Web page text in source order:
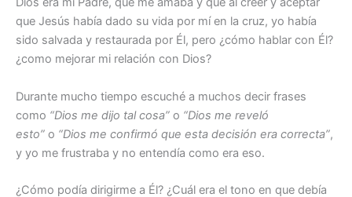
que Jesús había dado su vida por mí en la cruz, yo había
sido salvada y restaurada por Él, pero ¿cómo hablar con Él?
¿como mejorar mi relación con Dios?
Durante mucho tiempo escuché a muchos decir frases
como “Dios me dijo tal cosa” o “Dios me reveló
esto” o “Dios me confirmó que esta decisión era correcta”,
y yo me frustraba y no entendía como era eso.
¿Cómo podía dirigirme a Él? ¿Cuál era el tono en que debía